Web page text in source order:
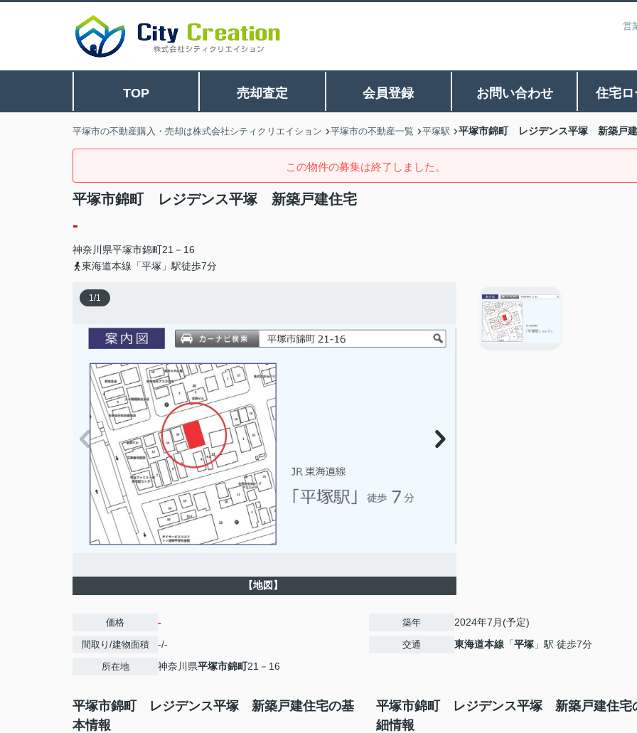
営
TOP 売却査定 会員登録 お問い合わせ 住宅
平塚市の不動産購入・売却は株式会社シティクリエイション 平塚市の不動産一覧 平塚駅 平塚市錦町 レジデンス平塚 新築戸
この物件の募集は終了しました。
平塚市錦町 レジデンス平塚 新築戸建住宅
-
神奈川県平塚市錦町21－16
東海道本線「平塚」駅徒歩7分
1/1
【地図】
価格 -
間取り/建物面積 -/-
所在地 神奈川県平塚市錦町21－16
築年 2024年7月(予定)
交通 東海道本線 「平塚 」駅 徒歩7分
平塚市錦町 レジデンス平塚 新築戸建住宅の基
本情報
平塚市錦町 レジデンス平塚 新築戸建住宅
細情報